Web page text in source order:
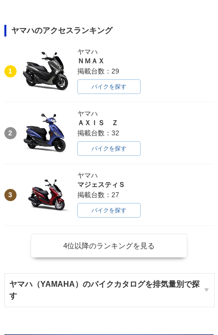
ヤマハのアクセスランキング
1
ヤマハ
ＮＭＡＸ
掲載台数：29
バイクを探す
2
ヤマハ
ＡＸＩＳ Ｚ
掲載台数：32
バイクを探す
3
ヤマハ
マジェスティＳ
掲載台数：27
バイクを探す
4位以降のランキングを見る
ヤマハ（YAMAHA）のバイクカタログを排気量別で探
す